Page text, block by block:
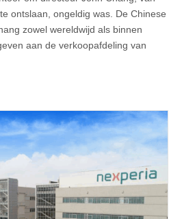
ontslaan, ongeldig was. De Chinese
zowel wereldwijd als binnen
aan de verkoopafdeling van